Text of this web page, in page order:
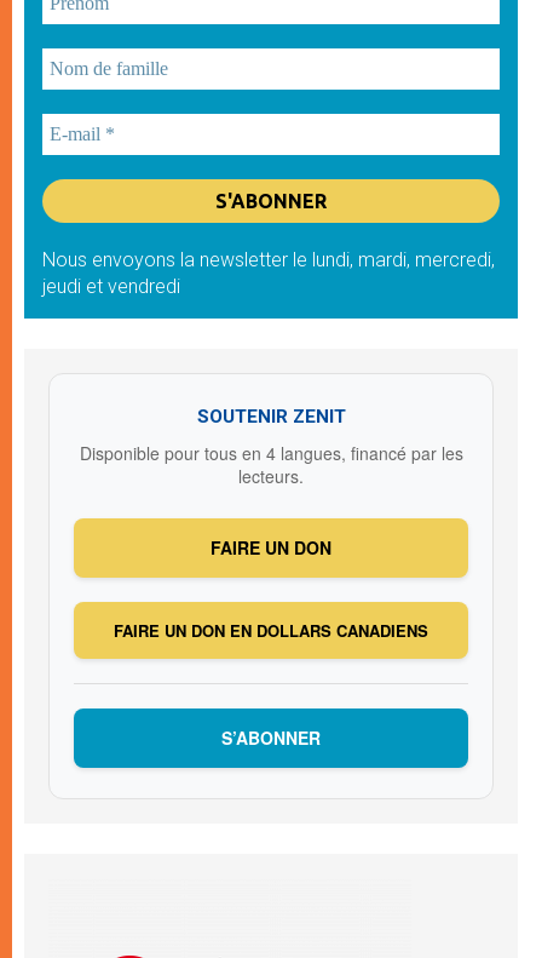
Nous envoyons la newsletter le lundi, mardi, mercredi,
jeudi et vendredi
SOUTENIR ZENIT
Disponible pour tous en 4 langues, financé par les
lecteurs.
FAIRE UN DON
FAIRE UN DON EN DOLLARS CANADIENS
S’ABONNER